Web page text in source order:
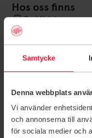
Samtycke
Denna webbplats
Vi använder
och annonserna till
för sociala medier och
Hos oss finns
Omklädningsrum
Våra
Jympa